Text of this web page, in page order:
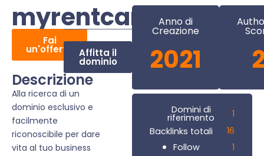
myrentcar.it
Fai
un'offerta Affitta il
dominio
Descrizione
Alla ricerca di un
dominio esclusivo e
facilmente
riconoscibile per dare
vita al tuo business
Anno di
Creazione
2021
Domini di
riferimento
1
Backlinks totali
16
Follow
1